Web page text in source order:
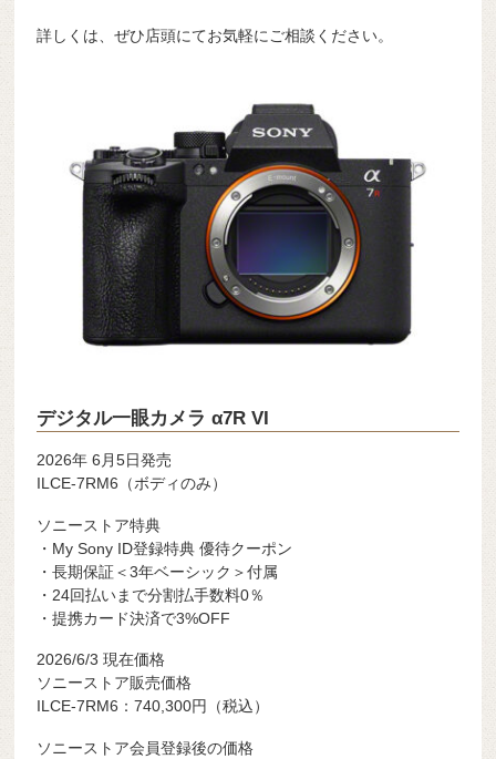
詳しくは、ぜひ店頭にてお気軽にご相談ください。
デジタル一眼カメラ α7R VI
2026年 6月5日発売
ILCE-7RM6（ボディのみ）
ソニーストア特典
・My Sony ID登録特典 優待クーポン
・長期保証＜3年ベーシック＞付属
・24回払いまで分割払手数料0％
・提携カード決済で3%OFF
2026/6/3 現在価格
ソニーストア販売価格
ILCE-7RM6：740,300円（税込）
ソニーストア会員登録後の価格